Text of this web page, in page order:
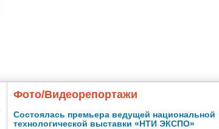
Фото/Видеорепортажи
Состоялась премьера ведущей национальной
технологической выставки «НТИ ЭКСПО»